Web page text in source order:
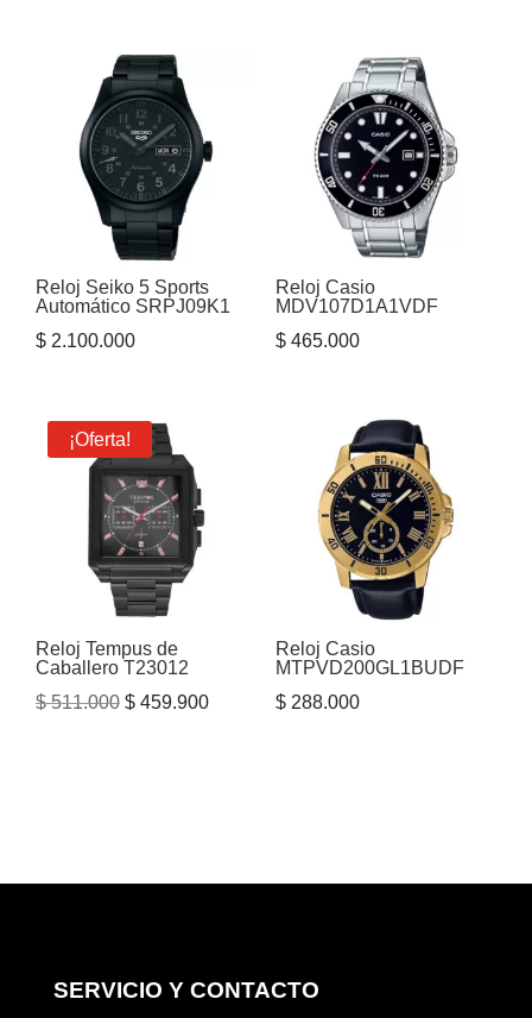
era:
$ 5.135.000.
$ 4.000.000.
era:
$ 1.515.000.
Reloj Seiko 5 Sports
Automático SRPJ09K1
$ 2.100.000
Reloj Casio
MDV107D1A1VDF
$465.000
¡Oferta!
Reloj Tempus de
Caballero T23012
$511.000 El
$ 459.900El
Reloj Casio
MTPVD200GL1BUDF
$288.000
SERVICIO Y CONTACTO